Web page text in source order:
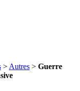
> Autres > Guerre